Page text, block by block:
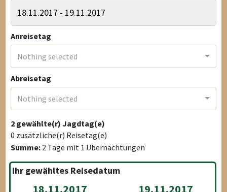
Anreisetag
Nothing selected
Abreisetag
Nothing selected
2 gewählte(r) Jagdtag(e)
0 zusätzliche(r) Reisetag(e)
Summe: 2 Tage mit 1 Übernachtungen
Ihr gewähltes Reisedatum
18.11.2017 19.11.2017